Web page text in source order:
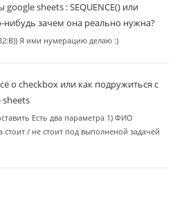
sheets : SEQUENCE() или
нибудь зачем она реально нужна?
Я ими нумерацию делаю :)
о checkbox или как подружиться с
Есть два параметра 1) ФИО
стоит / не стоит под выполненой задачей